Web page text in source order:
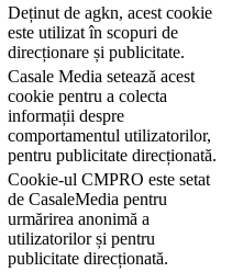
Deținut de agkn, acest cookie
este utilizat în scopuri de
direcționare și publicitate.
Casale Media setează acest
cookie pentru a colecta
informații despre
comportamentul utilizatorilor,
pentru publicitate direcționată.
Cookie-ul CMPRO este setat
de CasaleMedia pentru
urmărirea anonimă a
utilizatorilor și pentru
publicitate direcționată.